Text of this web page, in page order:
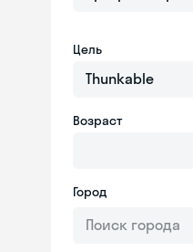
Цель
Thunkable
Возраст
Город